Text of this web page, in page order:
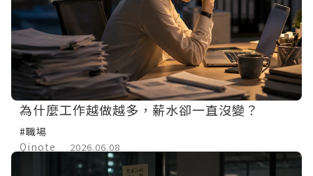
為什麼工作越做越多，薪水卻一直沒變？
#職場
Qinote
2026.06.08